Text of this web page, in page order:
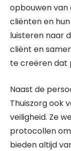
opbouwen
cliënten en
luisteren naar
cliënt en
te creëren dat
Naast de
Thuiszorg ook
veiligheid. Ze
protocollen
bieden altijd